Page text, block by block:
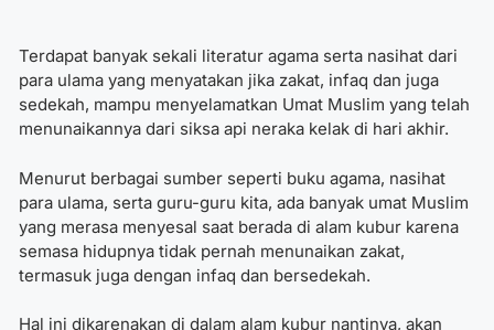
Terdapat banyak sekali literatur agama serta nasihat dari
para ulama yang menyatakan jika zakat, infaq dan juga
sedekah, mampu menyelamatkan Umat Muslim yang telah
menunaikannya dari siksa api neraka kelak di hari akhir.
Menurut berbagai sumber seperti buku agama, nasihat
para ulama, serta guru-guru kita, ada banyak umat Muslim
yang merasa menyesal saat berada di alam kubur karena
semasa hidupnya tidak pernah menunaikan zakat,
termasuk juga dengan infaq dan bersedekah.
Hal ini dikarenakan di dalam alam kubur nantinya, akan